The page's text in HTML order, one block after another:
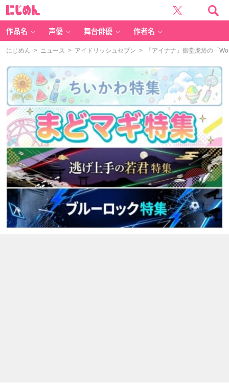
作品名 声優 舞台俳優 作者名
にじめん > ニュース > アイドリッシュセブン > 『アイナナ』御堂虎於の「